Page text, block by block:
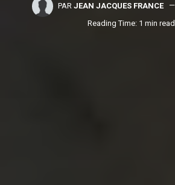
PAR JEAN JACQUES FRANCE
Reading Time: 1 min read